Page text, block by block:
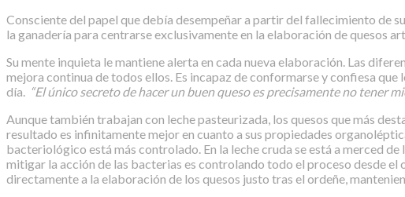
Consciente del papel que debía desempeñar a partir del fallecimiento de
la ganadería para centrarse exclusivamente en la elaboración de quesos
Su mente inquieta le mantiene alerta en cada nueva elaboración. Las
mejora continua de todos ellos. Es incapaz de conformarse y confiesa
día. “El único secreto de hacer un buen queso es precisamente no tener
Aunque también trabajan con leche pasteurizada, los quesos que más
resultado es infinitamente mejor en cuanto a sus propiedades
bacteriológico está más controlado. En la leche cruda se está a merced
mitigar la acción de las bacterias es controlando todo el proceso desde
directamente a la elaboración de los quesos justo tras el ordeñe,